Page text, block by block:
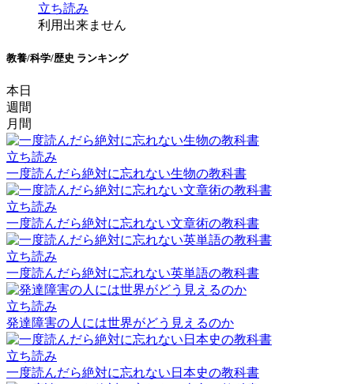
立ち読み
利用出来ません
教養/科学/歴史 ランキング
本日
週間
月間
立ち読み
一度読んだら絶対に忘れない生物の教科書
立ち読み
一度読んだら絶対に忘れない文章術の教科書
立ち読み
一度読んだら絶対に忘れない英単語の教科書
立ち読み
発達障害の人には世界がどう見えるのか
立ち読み
一度読んだら絶対に忘れない日本史の教科書